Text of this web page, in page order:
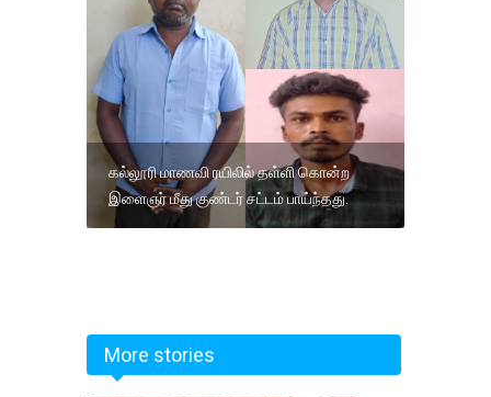
கல்லூரி மாணவி ரயிலில் தள்ளி கொன்ற
இளைஞர் மீது குண்டர் சட்டம் பாய்ந்தது.
More stories